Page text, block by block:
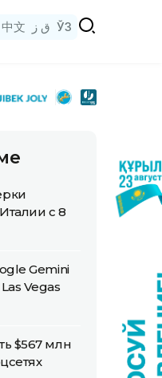
中文 ق ز ЎЗ
с 8
Gemini
Vegas
$567 млн